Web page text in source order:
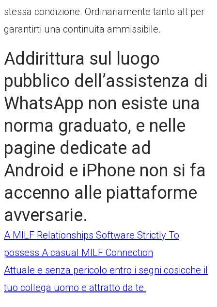
stessa condizione. Ordinariamente tanto alt per
garantirti una continuita ammissibile.
Addirittura sul luogo
pubblico dell’assistenza di
WhatsApp non esiste una
norma graduato, e nelle
pagine dedicate ad
Android e iPhone non si fa
accenno alle piattaforme
avversarie.
Navegación
de
A MILF Relationships Software Strictly To
possess A casual MILF Connection
Attuale e senza pericolo entro i segni cosicche il
tuo collega uomo e attratto da te.